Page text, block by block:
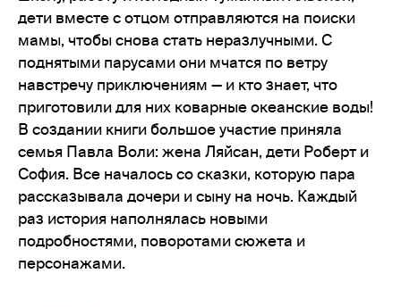
дети вместе с отцом отправляются на поиски
мамы, чтобы снова стать неразлучными. С
поднятыми парусами они мчатся по ветру
навстречу приключениям — и кто знает, что
приготовили для них коварные океанские воды!
В создании книги большое участие приняла
семья Павла Воли: жена Ляйсан, дети Роберт и
София. Все началось со сказки, которую пара
рассказывала дочери и сыну на ночь. Каждый
раз история наполнялась новыми
подробностями, поворотами сюжета и
персонажами.